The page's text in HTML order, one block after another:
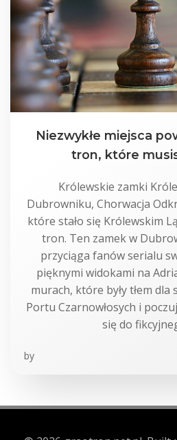
Niezwykłe miejsca
tron, które
Królewskie zamki
Dubrowniku, Chorwacja
które stało się Królewskim
tron. Ten zamek w
przyciąga fanów serialu
pięknymi widokami na
murach, które były tłem dla
Portu Czarnowłosych i
się do
by